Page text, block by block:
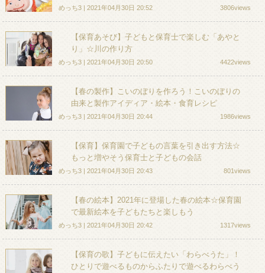
めっち3 | 2021年04月30日 20:52 3806views
【保育あそび】子どもと保育士で楽しむ「あやと
り」☆川の作り方
めっち3 | 2021年04月30日 20:50 4422views
【春の製作】こいのぼりを作ろう！こいのぼりの
由来と製作アイディア・絵本・食育レシピ
めっち3 | 2021年04月30日 20:44 1986views
【保育】保育園で子どもの言葉を引き出す方法☆
もっと増やそう保育士と子どもの会話
めっち3 | 2021年04月30日 20:43 801views
【春の絵本】2021年に登場した春の絵本☆保育園
で最新絵本を子どもたちと楽しもう
めっち3 | 2021年04月30日 20:42 1317views
【保育の歌】子どもに伝えたい「わらべうた」！
ひとりで遊べるものからふたりで遊べるわらべう